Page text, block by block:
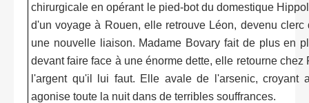
chirurgicale en opérant le pied-bot du domestique
d'un voyage à Rouen, elle retrouve Léon, devenu
une nouvelle liaison. Madame Bovary fait de plus en
devant faire face à une énorme dette, elle retourne
l'argent qu'il lui faut. Elle avale de l'arsenic, croyant
agonise toute la nuit dans de terribles souffrances.